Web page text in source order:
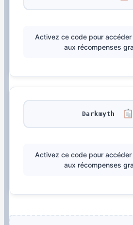
Activez ce code pour
aux récompenses
Darkmyth
Activez ce code pour
aux récompenses